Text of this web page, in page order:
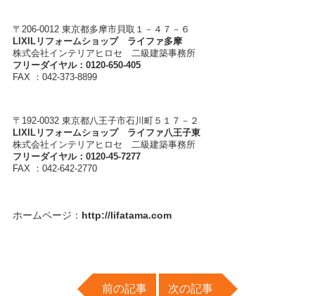
〒206-0012 東京都多摩市貝取１－４７－６
LIXILリフォームショップ ライファ多摩
株式会社インテリアヒロセ 二級建築事務所
フリーダイヤル：0120-650-405
FAX ：042-373-8899
〒192-0032 東京都八王子市石川町５１７－２
LIXILリフォームショップ ライファ八王子東
株式会社インテリアヒロセ 二級建築事務所
フリーダイヤル：0120-45-7277
FAX ：042-642-2770
ホームページ： http://lifatama.com
前の記事 次の記事